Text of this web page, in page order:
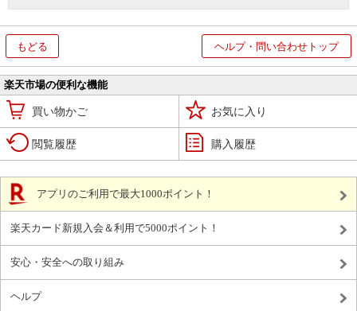
もどる ヘルプ・問い合わせトップ
楽天市場の便利な機能
買い物かご お気に入り
閲覧履歴 購入履歴
アプリのご利用で最大1000ポイント！
楽天カード新規入会＆利用で5000ポイント！
安心・安全への取り組み
ヘルプ